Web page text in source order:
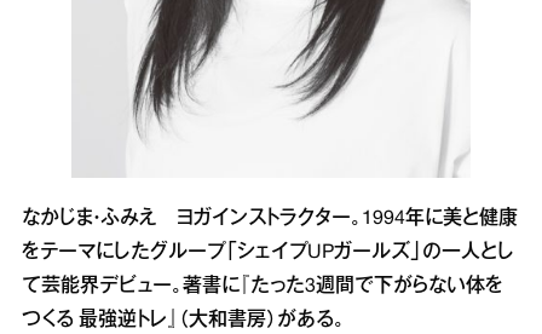
なかじま・ふみえ ヨガインストラクター。1994年に美と健康
をテーマにしたグループ「シェイプUPガールズ」の一人とし
て芸能界デビュー。著書に『たった3週間で下がらない体を
つくる 最強逆トレ』（大和書房）がある。